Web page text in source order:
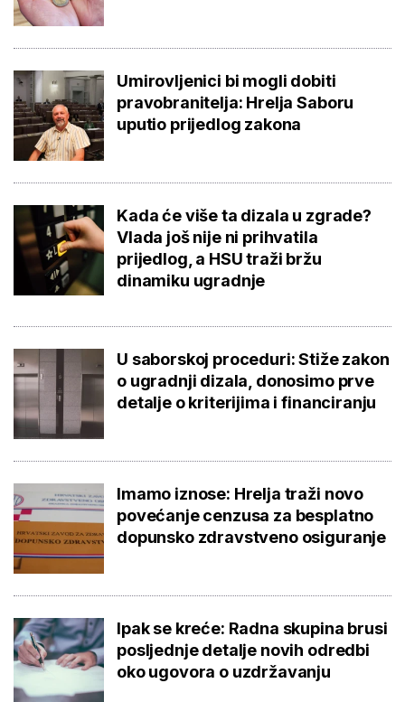
Umirovljenici bi mogli dobiti
pravobranitelja: Hrelja Saboru
uputio prijedlog zakona
Kada će više ta dizala u zgrade?
Vlada još nije ni prihvatila
prijedlog, a HSU traži bržu
dinamiku ugradnje
U saborskoj proceduri: Stiže zakon
o ugradnji dizala, donosimo prve
detalje o kriterijima i financiranju
Imamo iznose: Hrelja traži novo
povećanje cenzusa za besplatno
dopunsko zdravstveno osiguranje
Ipak se kreće: Radna skupina brusi
posljednje detalje novih odredbi
oko ugovora o uzdržavanju